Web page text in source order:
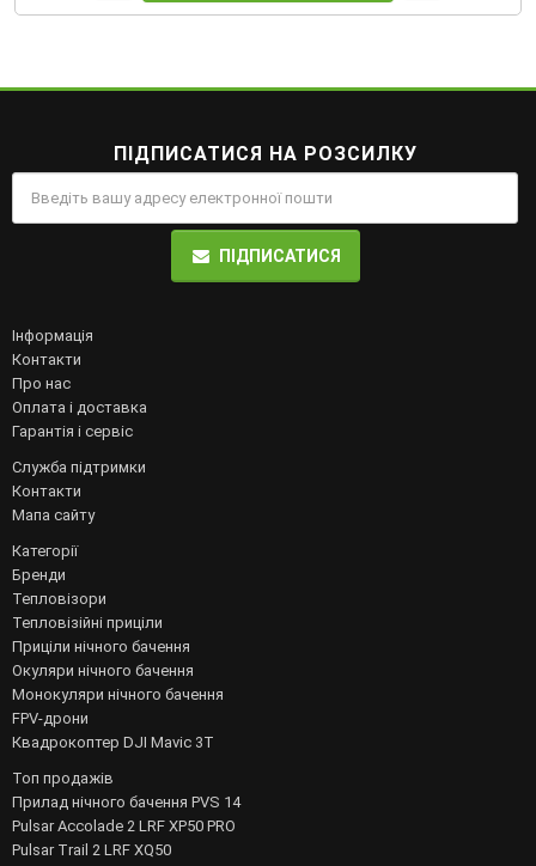
ПІДПИСАТИСЯ НА РОЗСИЛКУ
ПІДПИСАТИСЯ
Інформація
Контакти
Про нас
Оплата і доставка
Гарантія і сервіс
Служба підтримки
Контакти
Мапа сайту
Категорії
Бренди
Тепловізори
Тепловізійні приціли
Приціли нічного бачення
Окуляри нічного бачення
Монокуляри нічного бачення
FPV-дрони
Квадрокоптер DJI Mavic 3T
Топ продажів
Прилад нічного бачення PVS 14
Pulsar Accolade 2 LRF XP50 PRO
Pulsar Trail 2 LRF XQ50